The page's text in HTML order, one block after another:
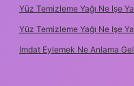
Yüz Temizleme Yağı Ne Işe
Yüz Temizleme Yağı Ne Işe
Imdat Eylemek Ne Anlama